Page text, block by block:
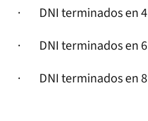
· DNI terminados en 4
· DNI terminados en 6
· DNI terminados en 8